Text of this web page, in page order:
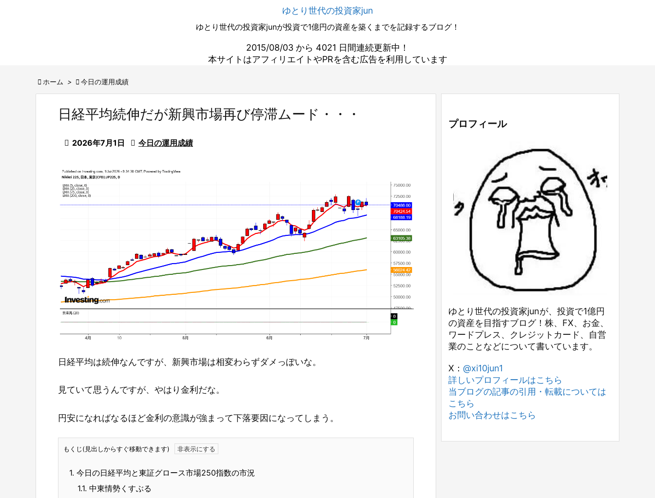
ゆとり世代の投資家jun
ゆとり世代の投資家junが投資で1億円の資産を築くまでを記録するブログ！
2015/08/03 から 4021 日間連続更新中！
本サイトはアフィリエイトやPRを含む広告を利用しています
 ホーム >  今日の運用成績
日経平均続伸だが新興市場再び停滞ムード・・・
 2026年7月1日  今日の運用成績
日経平均は続伸なんですが、新興市場は相変わらずダメっぽいな。
見ていて思うんですが、やはり金利だな。
円安になればなるほど金利の意識が強まって下落要因になってしまう。
もくじ(見出しからすぐ移動できます)
1. 今日の日経平均と東証グロース市場250指数の市況
1.1. 中東情勢くすぶる
プロフィール
ゆとり世代の投資家junが、投資で1億円
の資産を目指すブログ！株、FX、お金、
ワードプレス、クレジットカード、自営
業のことなどについて書いています。
X： @xi10jun1
詳しいプロフィールはこちら
当ブログの記事の引用・転載については
こちら
お問い合わせはこちら